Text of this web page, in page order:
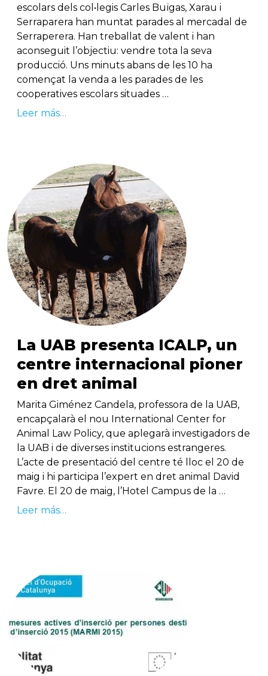
escolars dels col•legis Carles Buïgas, Xarau i
Serraparera han muntat parades al mercadal de
Serraperera. Han treballat de valent i han
aconseguit l’objectiu: vendre tota la seva
producció. Uns minuts abans de les 10 ha
començat la venda a les parades de les
cooperatives escolars situades …
Leer más…
La UAB presenta ICALP, un
centre internacional pioner
en dret animal
Marita Giménez Candela, professora de la UAB,
encapçalarà el nou International Center for
Animal Law Policy, que aplegarà investigadors de
la UAB i de diverses institucions estrangeres.
L’acte de presentació del centre té lloc el 20 de
maig i hi participa l’expert en dret animal David
Favre. El 20 de maig, l’Hotel Campus de la …
Leer más…